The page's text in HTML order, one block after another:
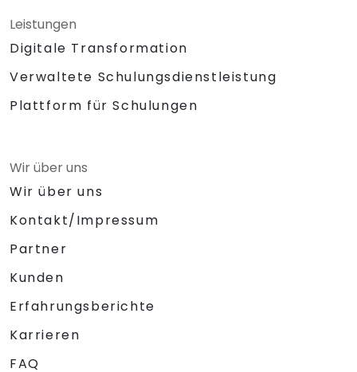
Leistungen
Digitale Transformation
Verwaltete Schulungsdienstleistung
Plattform für Schulungen
Wir über uns
Wir über uns
Kontakt/Impressum
Partner
Kunden
Erfahrungsberichte
Karrieren
FAQ